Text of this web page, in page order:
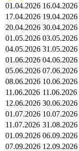
01.04.2026 16.04.2026
17.04.2026 19.04.2026
20.04.2026 30.04.2026
01.05.2026 03.05.2026
04.05.2026 31.05.2026
01.06.2026 04.06.2026
05.06.2026 07.06.2026
08.06.2026 10.06.2026
11.06.2026 11.06.2026
12.06.2026 30.06.2026
01.07.2026 10.07.2026
11.07.2026 31.08.2026
01.09.2026 06.09.2026
07.09.2026 12.09.2026